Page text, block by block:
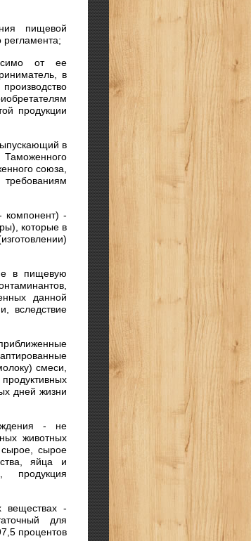
пищевой
регламента;
от ее
в
продукции
в
союза,
требованиям
компонент) -
которые в
в пищевую
данной
вследствие
смеси,
дней жизни
- не
животных
сырое, сырое
яйца и
продукция
веществах -
для
процентов